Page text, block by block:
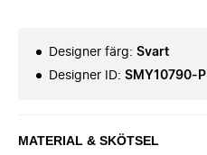
Designer färg: Svart
Designer ID: SMY10790-P
MATERIAL & SKÖTSEL